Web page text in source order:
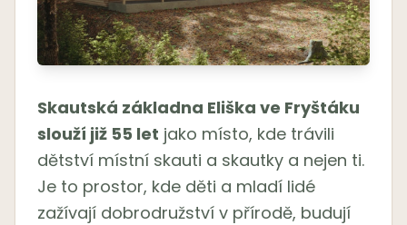
Skautská základna Eliška ve Fryštáku
slouží již 55 let jako místo, kde trávili
dětství místní skauti a skautky a nejen ti.
Je to prostor, kde děti a mladí lidé
zažívají dobrodružství v přírodě, budují